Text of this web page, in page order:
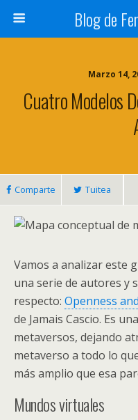
Blog de
Marzo 14,
Cuatro Modelos
Comparte Tuitea
Vamos a analizar este
una serie de autores y
respecto: Openness
de Jamais Cascio. Es
metaversos, dejando
metaverso a todo lo
más amplio que esa
Mundos virtuales